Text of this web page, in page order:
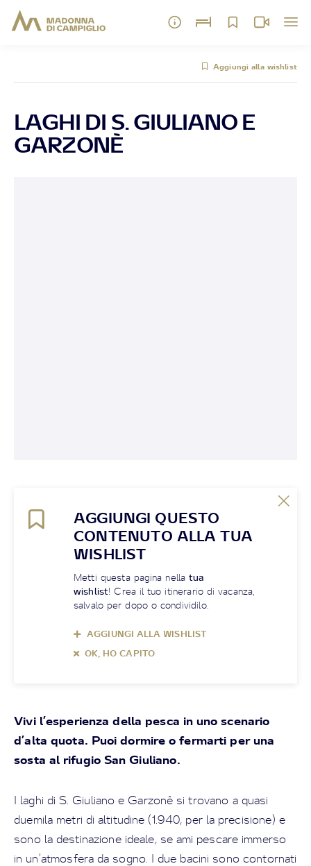
Aggiungi alla wishlist
LAGHI DI S. GIULIANO E
GARZONÈ
AGGIUNGI QUESTO
CONTENUTO ALLA TUA
WISHLIST
Metti questa pagina nellatua
wishlist! Crea il tuo itinerario di vacanza,
salvalo per dopo o condividilo.
AGGIUNGI ALLA WISHLIST
OK, HO CAPITO
Vivi l’esperienza della pesca in uno scenario
d’alta quota. Puoi dormire o fermarti per una
sosta al rifugio San Giuliano.
I laghi di S. Giuliano e Garzonè si trovano a quasi
duemila metri di altitudine (1.940, per la precisione) e
sono la destinazione ideale, se ami pescare immerso
in un’atmosfera da sogno. I due bacini sono contornati